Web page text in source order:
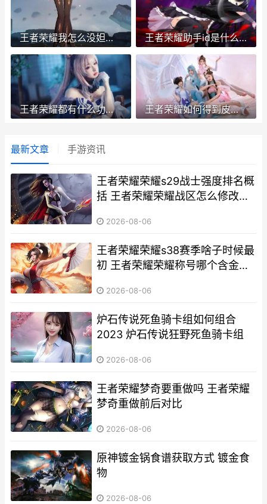
王者荣耀我怎么没妲己 为什么没有妲己这个英雄 王者荣耀助手id是什么 王者荣耀助手名字大全
王者荣耀都有什么功能 王者有啥 王者荣耀如何得到皮肤 王者荣耀如何皮肤共享给好友
最新文章 手游资讯
王者荣耀荣耀s29战士强度排名概
括 王者荣耀荣耀战区怎么修改别
2026-08-06
王者荣耀荣耀s38赛季啥子时候最
初 王者荣耀荣耀称号哪个含金量
2026-08-06
炉石传说死鱼骑卡组如何组合
2023 炉石传说狂野死鱼骑卡组
2026-08-06
王者荣耀梦奇要重做吗 王者荣耀
梦奇重做前后对比
2026-08-06
原神镀金锅食谱获取方式 镀金食
物
2026-08-06